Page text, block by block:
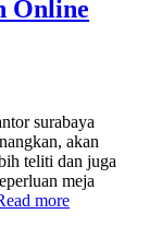
Online
surabaya
akan
teliti dan juga
meja
more